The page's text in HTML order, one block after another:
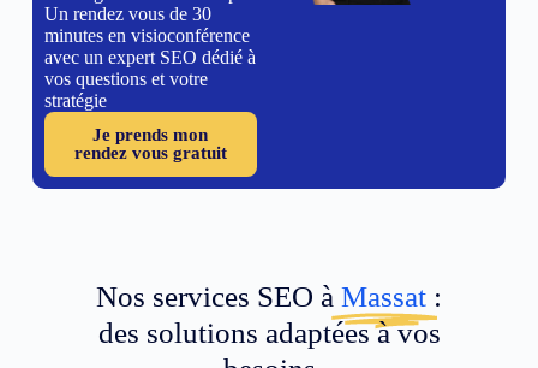
Un rendez vous de 30
minutes en visioconférence
avec un expert SEO dédié à
vos questions et votre
stratégie
Je prends mon
rendez vous gratuit
Nos services SEO à Massat :
des solutions adaptées à vos